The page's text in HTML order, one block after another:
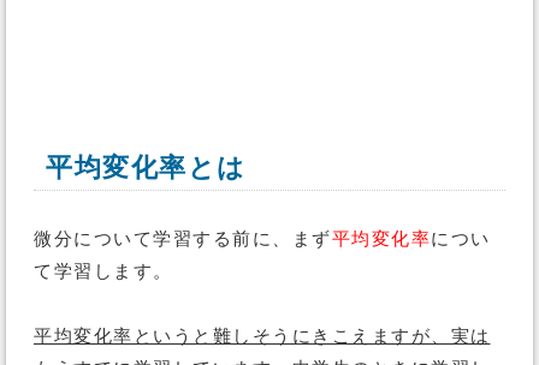
平均変化率とは
微分について学習する前に、まず平均変化率につい
て学習します。
平均変化率というと難しそうにきこえますが、実は